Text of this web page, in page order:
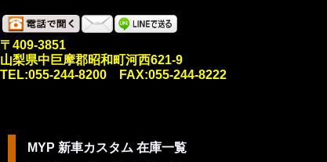
〒409-3851
山梨県中巨摩郡昭和町河西621-9
TEL:055-244-8200 FAX:055-244-8222
MYP 新車カスタム 在庫一覧